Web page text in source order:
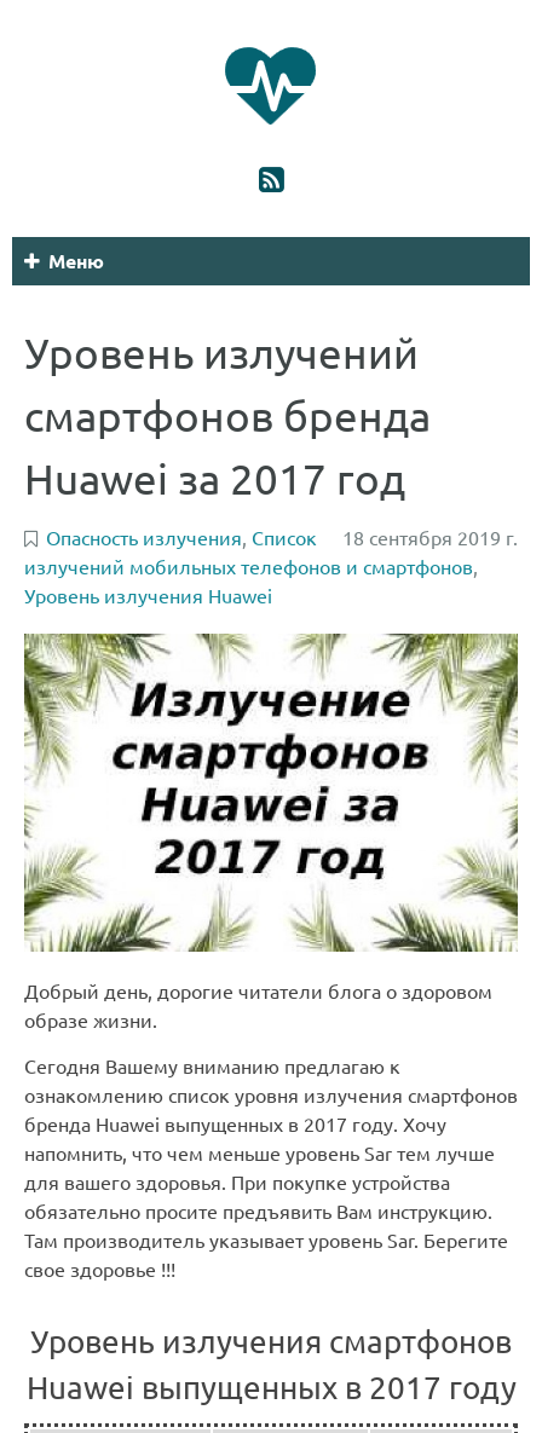
Меню
Уровень излучений
смартфонов бренда
Huawei за 2017 год
18 сентября 2019 г.
Опасность излучения, Список
излучений мобильных телефонов и смартфонов,
Уровень излучения Huawei
Добрый день, дорогие читатели блога о здоровом
образе жизни.
Сегодня Вашему вниманию предлагаю к
ознакомлению список уровня излучения смартфонов
бренда Huawei выпущенных в 2017 году. Хочу
напомнить, что чем меньше уровень Sar тем лучше
для вашего здоровья. При покупке устройства
обязательно просите предъявить Вам инструкцию.
Там производитель указывает уровень Sar. Берегите
свое здоровье !!!
Уровень излучения смартфонов
Huawei выпущенных в 2017 году